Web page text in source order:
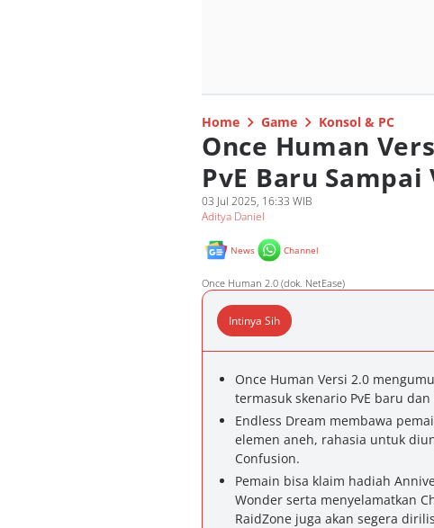
Home Game Konsol & PC
Once Human
PvE Baru
03 Jul 2025, 16:33 WIB
Aditya Daniel
News Channel
Once Human 2.0 (dok. NetEase)
Intinya Sih
Once Human Versi 2.0
termasuk skenario PvE baru
Endless Dream membawa
elemen aneh, rahasia untuk
Confusion.
Pemain bisa klaim hadiah
Wonder serta menyelamatkan
RaidZone juga akan segera